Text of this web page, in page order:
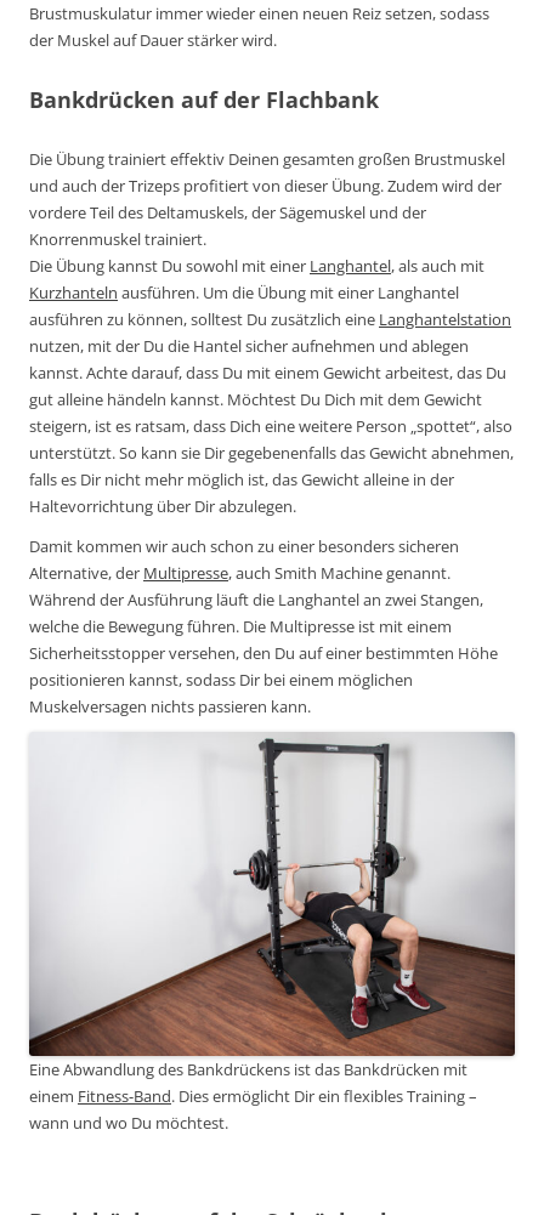
Brustmuskulatur immer wieder einen neuen Reiz setzen, sodass
der Muskel auf Dauer stärker wird.
Bankdrücken auf der Flachbank
Die Übung trainiert effektiv Deinen gesamten großen Brustmuskel
und auch der Trizeps profitiert von dieser Übung. Zudem wird der
vordere Teil des Deltamuskels, der Sägemuskel und der
Knorrenmuskel trainiert.
Die Übung kannst Du sowohl mit einer Langhantel, als auch mit
Kurzhanteln ausführen. Um die Übung mit einer Langhantel
ausführen zu können, solltest Du zusätzlich eine Langhantelstation
nutzen, mit der Du die Hantel sicher aufnehmen und ablegen
kannst. Achte darauf, dass Du mit einem Gewicht arbeitest, das Du
gut alleine händeln kannst. Möchtest Du Dich mit dem Gewicht
steigern, ist es ratsam, dass Dich eine weitere Person „spottet“, also
unterstützt. So kann sie Dir gegebenenfalls das Gewicht abnehmen,
falls es Dir nicht mehr möglich ist, das Gewicht alleine in der
Haltevorrichtung über Dir abzulegen.
Damit kommen wir auch schon zu einer besonders sicheren
Alternative, der Multipresse, auch Smith Machine genannt.
Während der Ausführung läuft die Langhantel an zwei Stangen,
welche die Bewegung führen. Die Multipresse ist mit einem
Sicherheitsstopper versehen, den Du auf einer bestimmten Höhe
positionieren kannst, sodass Dir bei einem möglichen
Muskelversagen nichts passieren kann.
Eine Abwandlung des Bankdrückens ist das Bankdrücken mit
einem Fitness-Band. Dies ermöglicht Dir ein flexibles Training –
wann und wo Du möchtest.